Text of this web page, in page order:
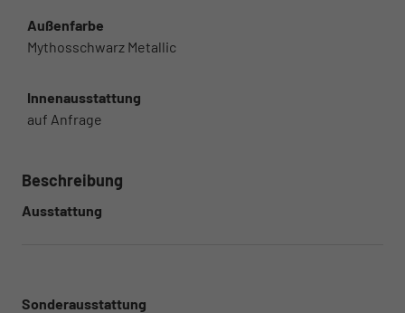
Außenfarbe
Mythosschwarz Metallic
Innenausstattung
auf Anfrage
Beschreibung
Ausstattung
Sonderausstattung